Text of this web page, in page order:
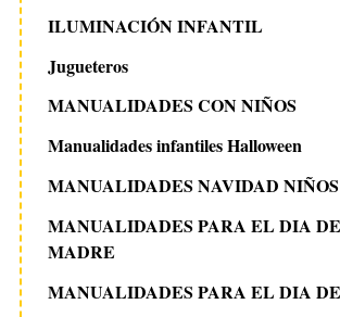
ILUMINACIÓN INFANTIL
Jugueteros
MANUALIDADES CON NIÑOS
Manualidades infantiles Halloween
MANUALIDADES NAVIDAD NIÑOS
MANUALIDADES PARA EL DIA
MADRE
MANUALIDADES PARA EL DIA